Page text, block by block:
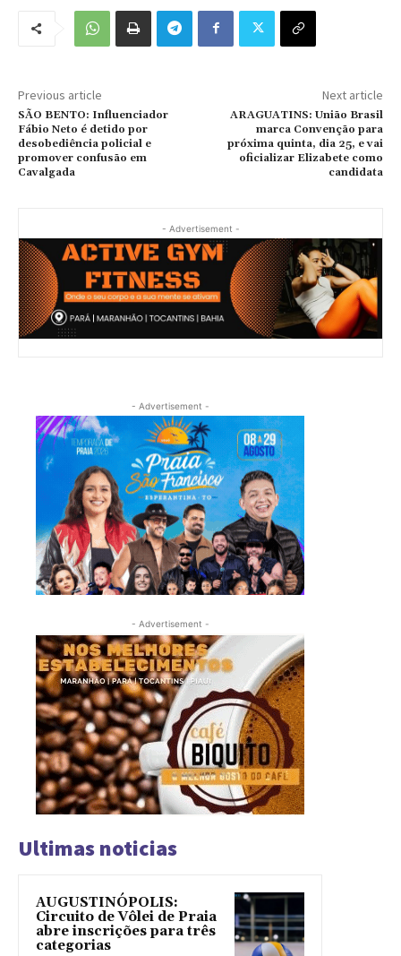
Previous article
SÃO BENTO: Influenciador
Fábio Neto é detido por
desobediência policial e
promover confusão em
Cavalgada
Next article
ARAGUATINS: União Brasil
marca Convenção para
próxima quinta, dia 25, e vai
oficializar Elizabete como
candidata
- Advertisement -
- Advertisement -
- Advertisement -
Ultimas noticias
AUGUSTINÓPOLIS:
Circuito de Vôlei de Praia
abre inscrições para três
categorias